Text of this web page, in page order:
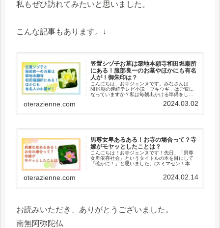
私もぜひ訪れてみたいと思いました。
こんな記事もあります。↓
笠置シヅ子お墓は築地本願寺和田堀廟所
にある！服部良一のお墓やほかにも有名
人が！御朱印は？
こんにちは、お寺ジェンヌです。みなさんは
NHK朝の連続テレビ小説「ブキウギ」はご覧に
なっていますか？私は毎朝出かける準備をしな
んも朝の連続テレビ小説ファンは多いです。ご
oterazienne.com 2024.03.02
男尊女卑あるある！お寺の場合って？寺
嫁がモヤッとしたことは？
こんにちは！お寺ジェンヌです！先日、「男尊
女卑依存社会」というタイトルの本を目にして
「確かに！」と思いました。(スミマセン！本は
た社会構造で知らないうちに女性差別を刷り込
oterazienne.com 2024.02.14
お読みいただき、ありがとうございました。
南無阿弥陀仏